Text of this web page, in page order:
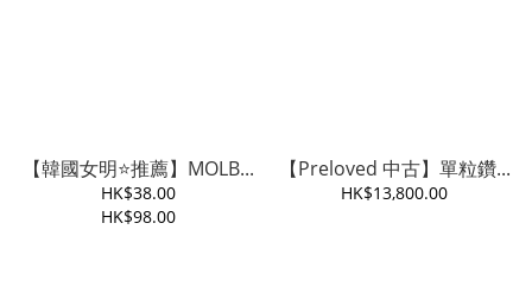
【韓國女明⭐️推薦】MOLB...
HK$38.00
HK$98.00
【Preloved 中古】單粒鑽...
HK$13,800.00